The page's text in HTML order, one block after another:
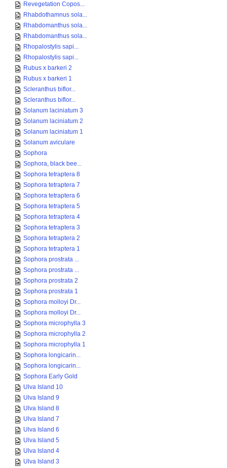
Revegetation Copos...
Rhabdothamnus sola...
Rhabdomanthus sola...
Rhabdomanthus sola...
Rhopalostylis sapi...
Rhopalostylis sapi...
Rubus x barkeri 2
Rubus x barkeri 1
Scleranthus biflor...
Scleranthus biflor...
Solanum laciniatum 3
Solanum laciniatum 2
Solanum laciniatum 1
Solanum aviculare
Sophora
Sophora, black bee...
Sophora tetraptera 8
Sophora tetraptera 7
Sophora tetraptera 6
Sophora tetraptera 5
Sophora tetraptera 4
Sophora tetraptera 3
Sophora tetraptera 2
Sophora tetraptera 1
Sophora prostrata ...
Sophora prostrata ...
Sophora prostrata 2
Sophora prostrata 1
Sophora molloyi Dr...
Sophora molloyi Dr...
Sophora microphylla 3
Sophora microphylla 2
Sophora microphylla 1
Sophora longicarin...
Sophora longicarin...
Sophora Early Gold
Ulva Island 10
Ulva Island 9
Ulva Island 8
Ulva Island 7
Ulva Island 6
Ulva Island 5
Ulva Island 4
Ulva Island 3